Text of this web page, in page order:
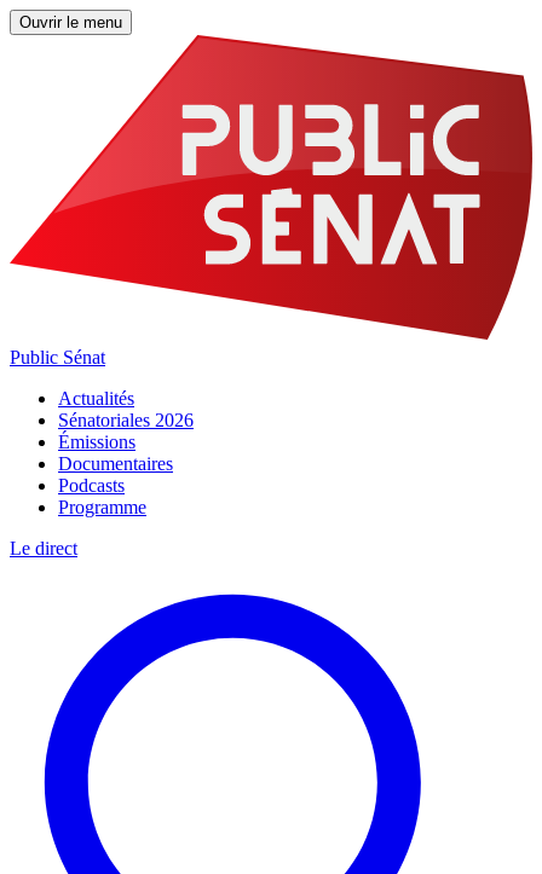
Ouvrir le menu
Public Sénat
Actualités
Sénatoriales 2026
Émissions
Documentaires
Podcasts
Programme
Le direct